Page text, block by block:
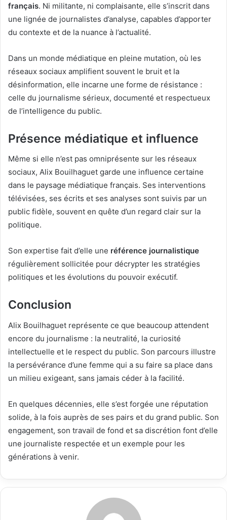
français. Ni militante, ni complaisante, elle s’inscrit dans
une lignée de journalistes d’analyse, capables d’apporter
du contexte et de la nuance à l’actualité.
Dans un monde médiatique en pleine mutation, où les
réseaux sociaux amplifient souvent le bruit et la
désinformation, elle incarne une forme de résistance :
celle du journalisme sérieux, documenté et respectueux
de l’intelligence du public.
Présence médiatique et influence
Même si elle n’est pas omniprésente sur les réseaux
sociaux, Alix Bouilhaguet garde une influence certaine
dans le paysage médiatique français. Ses interventions
télévisées, ses écrits et ses analyses sont suivis par un
public fidèle, souvent en quête d’un regard clair sur la
politique.
Son expertise fait d’elle une référence journalistique
régulièrement sollicitée pour décrypter les stratégies
politiques et les évolutions du pouvoir exécutif.
Conclusion
Alix Bouilhaguet représente ce que beaucoup attendent
encore du journalisme : la neutralité, la curiosité
intellectuelle et le respect du public. Son parcours illustre
la persévérance d’une femme qui a su faire sa place dans
un milieu exigeant, sans jamais céder à la facilité.
En quelques décennies, elle s’est forgée une réputation
solide, à la fois auprès de ses pairs et du grand public. Son
engagement, son travail de fond et sa discrétion font d’elle
une journaliste respectée et un exemple pour les
générations à venir.